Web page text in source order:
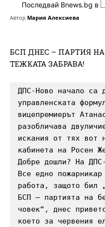
Последвай Bnews.bg в
Автор Мария Алексиева
БСП ДНЕС – ПАРТИЯ
ТЕЖКАТА ЗАБРАВА!
ДПС-Ново начало са
управленската
вицепремиерът
разобличава
искания от тях вот
кабинета на Росен
Добре дошли? На
Все едно
работа, защото бил
БСП – партията на
човек“, днес
което за червения